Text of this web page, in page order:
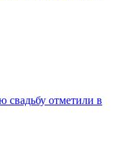
свадьбу отметили в